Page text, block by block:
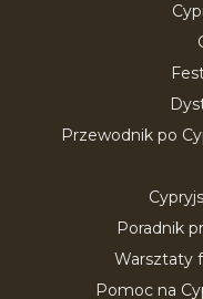
Przewodnik po
Poradnik
Warsztaty
Pomoc na